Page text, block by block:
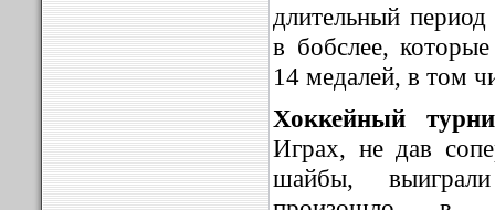
длительный
в бобслее,
14 медалей, в том
Хоккейный
Играх, не дав
шайбы,